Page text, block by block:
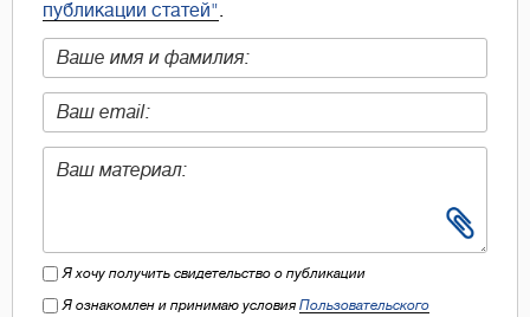
публикации статей".
Я хочу получить свидетельство о публикации
Я ознакомлен и принимаю условия Пользовательского